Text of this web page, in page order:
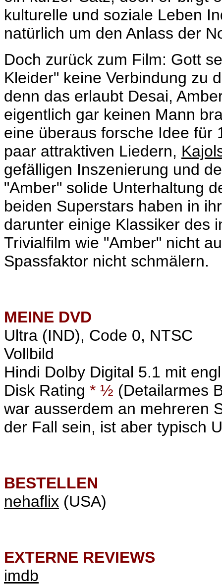
kulturelle und soziale Leben
natürlich um den Anlass der
Doch zurück zum Film: Gott
Kleider" keine Verbindung zu
denn das erlaubt Desai,
eigentlich gar keinen Mann
eine überaus forsche Idee für
paar attraktiven Liedern,
gefälligen Inszenierung und
"Amber" solide Unterhaltung
beiden Superstars haben in
darunter einige Klassiker des
Trivialfilm wie "Amber" nicht
Spassfaktor nicht schmälern.
MEINE DVD
Ultra (IND), Code 0, NTSC
Vollbild
Hindi Dolby Digital 5.1 mit
Disk Rating * ½ (Detailarmes
war ausserdem an mehreren
der Fall sein, ist aber typisch
BESTELLEN
nehaflix (USA)
EXTERNE REVIEWS
imdb